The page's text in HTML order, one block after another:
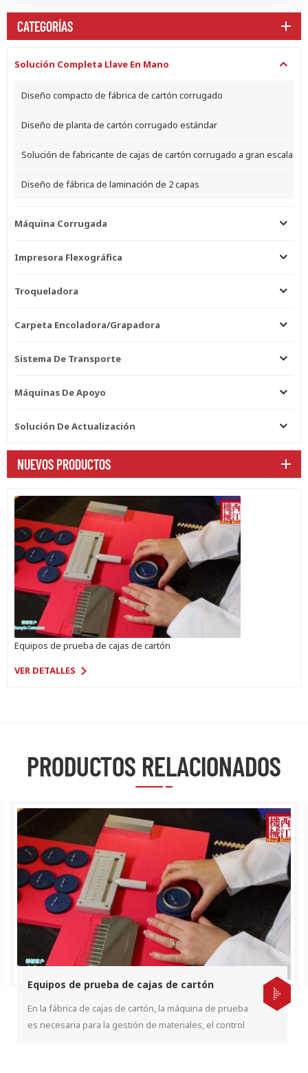
CATEGORÍAS
Solución Completa Llave En Mano
Diseño compacto de fábrica de cartón corrugado
Diseño de planta de cartón corrugado estándar
Solución de fabricante de cajas de cartón corrugado a gran escala
Diseño de fábrica de laminación de 2 capas
Máquina Corrugada
Impresora Flexográfica
Troqueladora
Carpeta Encoladora/grapadora
Sistema De Transporte
Máquinas De Apoyo
Solución De Actualización
NUEVOS PRODUCTOS
Equipos de prueba de cajas de cartón
VER DETALLES
PRODUCTOS RELACIONADOS
Equipos de prueba de cajas de cartón
En la fábrica de cajas de cartón, la máquina de prueba
es necesaria para la gestión de materiales, el control